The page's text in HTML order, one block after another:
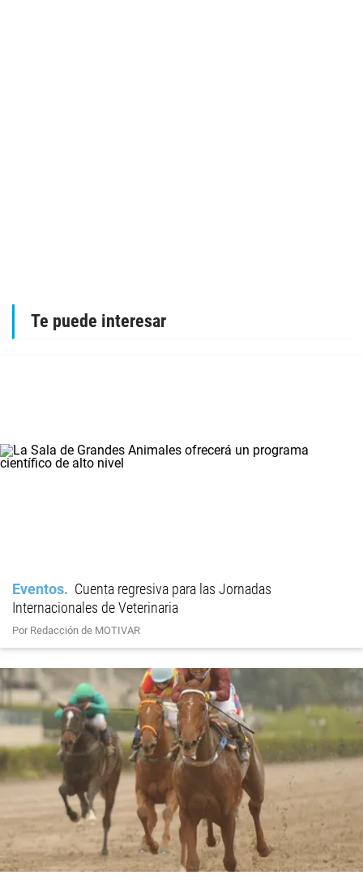
Te puede interesar
Eventos
Cuenta regresiva para las Jornadas
Internacionales de Veterinaria
Por Redacción de MOTIVAR